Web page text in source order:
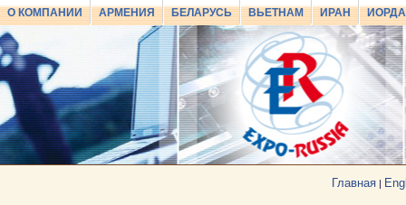
О КОМПАНИИ АРМЕНИЯ БЕЛАРУСЬ ВЬЕТНАМ ИРАН
Главная |